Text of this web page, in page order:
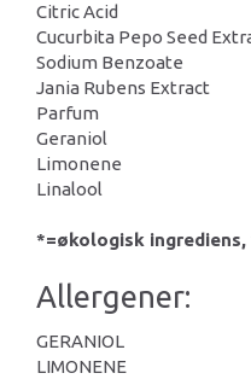
Citric Acid
Cucurbita Pepo Seed
Sodium Benzoate
Jania Rubens Extract
Parfum
Geraniol
Limonene
Linalool
*=økologisk
Allergener:
GERANIOL
LIMONENE